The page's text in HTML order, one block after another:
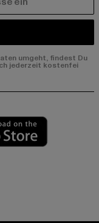
umgeht, findest Du
jederzeit kostenfei